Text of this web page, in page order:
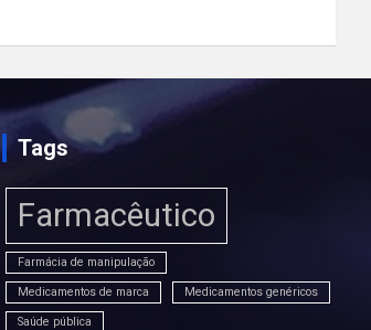
Tags
Farmacêutico
Farmácia de manipulação
Medicamentos de marca Medicamentos genéricos
Saúde pública